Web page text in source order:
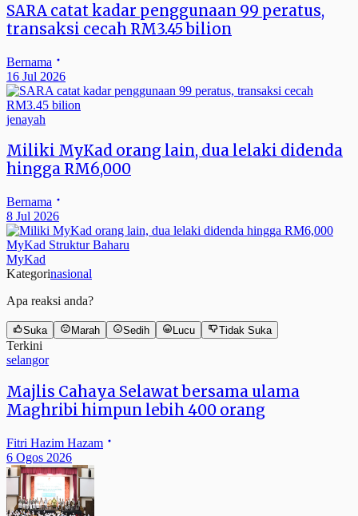
SARA catat kadar penggunaan 99 peratus,
transaksi cecah RM3.45 bilion
Bernama
16 Jul 2026
jenayah
Miliki MyKad orang lain, dua lelaki didenda
hingga RM6,000
Bernama
8 Jul 2026
MyKad Struktur Baharu
MyKad
Kategorinasional
Apa reaksi anda?
Suka Marah Sedih Lucu Tidak Suka
Terkini
selangor
Majlis Cahaya Selawat bersama ulama
Maghribi himpun lebih 400 orang
Fitri Hazim Hazam
6 Ogos 2026